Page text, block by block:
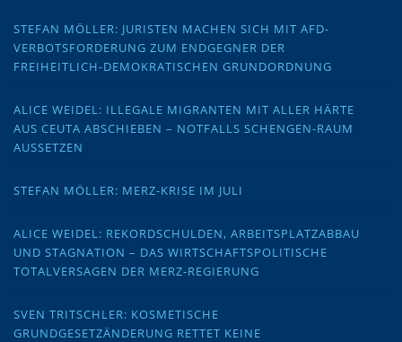
STEFAN MÖLLER: JURISTEN MACHEN SICH MIT AFD-
VERBOTSFORDERUNG ZUM ENDGEGNER DER
FREIHEITLICH-DEMOKRATISCHEN GRUNDORDNUNG
ALICE WEIDEL: ILLEGALE MIGRANTEN MIT ALLER HÄRTE
AUS CEUTA ABSCHIEBEN – NOTFALLS SCHENGEN-RAUM
AUSSETZEN
STEFAN MÖLLER: MERZ-KRISE IM JULI
ALICE WEIDEL: REKORDSCHULDEN, ARBEITSPLATZABBAU
UND STAGNATION – DAS WIRTSCHAFTSPOLITISCHE
TOTALVERSAGEN DER MERZ-REGIERUNG
SVEN TRITSCHLER: KOSMETISCHE
GRUNDGESETZÄNDERUNG RETTET KEINE